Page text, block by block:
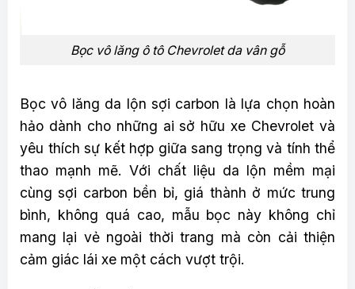
Bọc vô lăng ô tô Chevrolet da vân gỗ
Bọc vô lăng da lộn sợi carbon là lựa chọn hoàn
hảo dành cho những ai sở hữu xe Chevrolet và
yêu thích sự kết hợp giữa sang trọng và tính thể
thao mạnh mẽ. Với chất liệu da lộn mềm mại
cùng sợi carbon bền bỉ, giá thành ở mức trung
bình, không quá cao, mẫu bọc này không chỉ
mang lại vẻ ngoài thời trang mà còn cải thiện
cảm giác lái xe một cách vượt trội.